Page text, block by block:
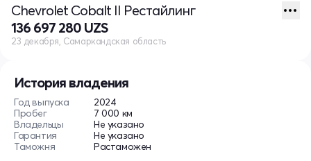
История владения
Год выпуска
2024
Пробег
7 000 км
Владельцы
Не указано
Гарантия
Не указано
Таможня
Растаможен
Chevrolet Cobalt II Рестайлинг
136 697 280 UZS
23 декабря, Самаркандская область